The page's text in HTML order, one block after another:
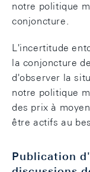
notre politique
conjoncture.
L'incertitude
la conjoncture
d'observer la
notre politique
des prix à
être actifs au
Publication